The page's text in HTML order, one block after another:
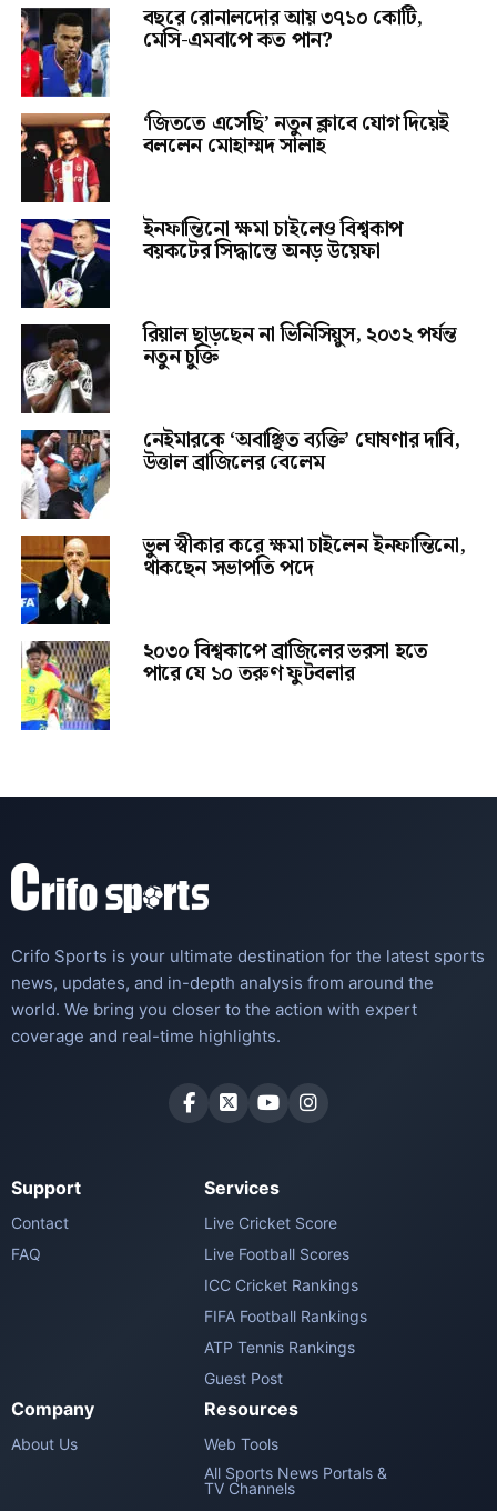
বছরে রোনালদোর আয় ৩৭১০ কোটি,
মেসি-এমবাপে কত পান?
‘জিততে এসেছি’ নতুন ক্লাবে যোগ দিয়েই
বললেন মোহাম্মদ সালাহ
ইনফান্তিনো ক্ষমা চাইলেও বিশ্বকাপ
বয়কটের সিদ্ধান্তে অনড় উয়েফা
রিয়াল ছাড়ছেন না ভিনিসিয়ুস, ২০৩২ পর্যন্ত
নতুন চুক্তি
নেইমারকে ‘অবাঞ্ছিত ব্যক্তি’ ঘোষণার দাবি,
উত্তাল ব্রাজিলের বেলেম
ভুল স্বীকার করে ক্ষমা চাইলেন ইনফান্তিনো,
থাকছেন সভাপতি পদে
২০৩০ বিশ্বকাপে ব্রাজিলের ভরসা হতে
পারে যে ১০ তরুণ ফুটবলার
Crifo Sports is your ultimate destination for the latest sports
news, updates, and in-depth analysis from around the
world. We bring you closer to the action with expert
coverage and real-time highlights.
Support
Contact
FAQ
Services
Live Cricket Score
Live Football Scores
ICC Cricket Rankings
FIFA Football Rankings
ATP Tennis Rankings
Guest Post
Company
About Us
Resources
Web Tools
All Sports News Portals &
TV Channels